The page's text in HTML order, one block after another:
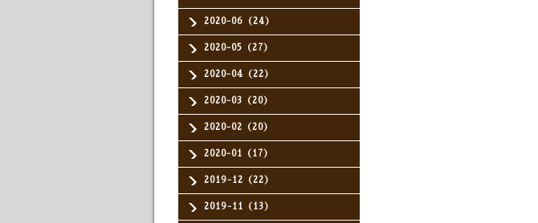
2020-06（24）
2020-05（27）
2020-04（22）
2020-03（20）
2020-02（20）
2020-01（17）
2019-12（22）
2019-11（13）